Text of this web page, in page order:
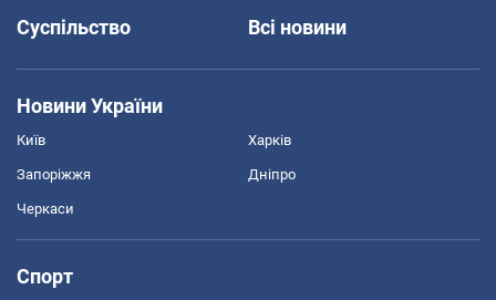
Суспільство
Всі новини
Новини України
Київ Харків
Запоріжжя Дніпро
Черкаси
Спорт